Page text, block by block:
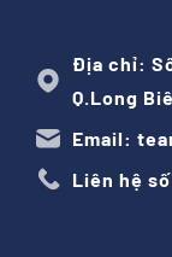
Địa chỉ:
Q.Long
Email:
Liên hệ